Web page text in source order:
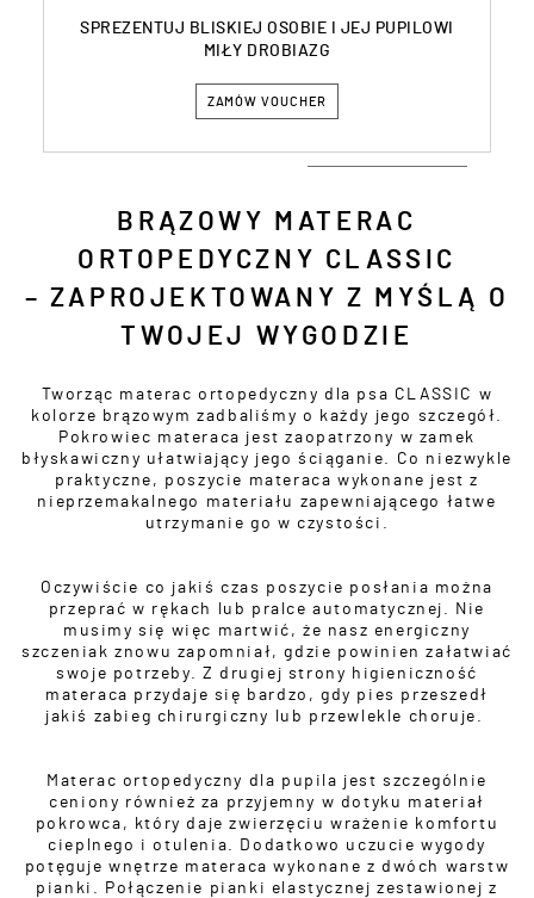
SPREZENTUJ BLISKIEJ OSOBIE I JEJ PUPILOWI
MIŁY DROBIAZG
ZAMÓW VOUCHER
BRĄZOWY MATERAC
ORTOPEDYCZNY CLASSIC
– ZAPROJEKTOWANY Z MYŚLĄ O
TWOJEJ WYGODZIE
Tworząc materac ortopedyczny dla psa CLASSIC w
kolorze brązowym zadbaliśmy o każdy jego szczegół.
Pokrowiec materaca jest zaopatrzony w zamek
błyskawiczny ułatwiający jego ściąganie. Co niezwykle
praktyczne, poszycie materaca wykonane jest z
nieprzemakalnego materiału zapewniającego łatwe
utrzymanie go w czystości.
Oczywiście co jakiś czas poszycie posłania można
przeprać w rękach lub pralce automatycznej. Nie
musimy się więc martwić, że nasz energiczny
szczeniak znowu zapomniał, gdzie powinien załatwiać
swoje potrzeby. Z drugiej strony higieniczność
materaca przydaje się bardzo, gdy pies przeszedł
jakiś zabieg chirurgiczny lub przewlekle choruje.
Materac ortopedyczny dla pupila jest szczególnie
ceniony również za przyjemny w dotyku materiał
pokrowca, który daje zwierzęciu wrażenie komfortu
cieplnego i otulenia. Dodatkowo uczucie wygody
potęguje wnętrze materaca wykonane z dwóch warstw
pianki. Połączenie pianki elastycznej zestawionej z